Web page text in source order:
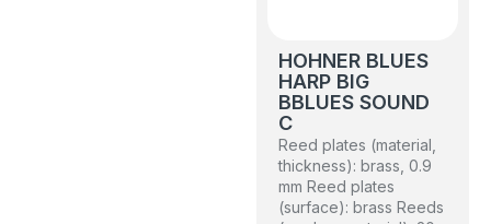
HOHNER BLUES
HARP BIG
BBLUES SOUND
C
Reed plates (material,
thickness): brass, 0.9
mm Reed plates
(surface): brass Reeds